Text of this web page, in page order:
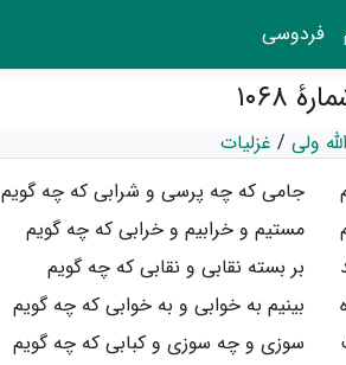
فردوسی
۱۰۶۸
ولی / غزلیات
جامی که چه پرسی و شرابی که چه گویم
مستیم و خرابیم و خرابی که چه گویم
بر بسته نقابی و نقابی که چه گویم
بینیم به خوابی و به خوابی که چه گویم
سوزی و چه سوزی و کبابی که چه گویم